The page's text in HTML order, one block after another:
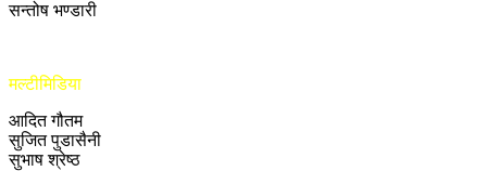
सन्तोष भण्डारी
मल्टीमिडिया
आदित गौतम
सुजित पुडासैनी
सुभाष श्रेष्ठ